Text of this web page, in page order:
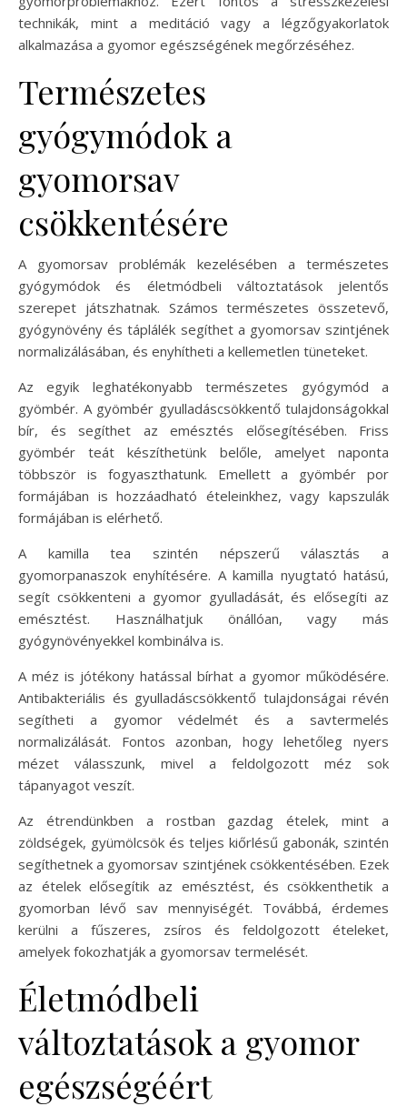
technikák, mint a meditáció vagy a légzőgyakorlatok
alkalmazása a gyomor egészségének megőrzéséhez.
Természetes
gyógymódok a
gyomorsav
csökkentésére
A gyomorsav problémák kezelésében a természetes
gyógymódok és életmódbeli változtatások jelentős
szerepet játszhatnak. Számos természetes összetevő,
gyógynövény és táplálék segíthet a gyomorsav szintjének
normalizálásában, és enyhítheti a kellemetlen tüneteket.
Az egyik leghatékonyabb természetes gyógymód a
gyömbér. A gyömbér gyulladáscsökkentő tulajdonságokkal
bír, és segíthet az emésztés elősegítésében. Friss
gyömbér teát készíthetünk belőle, amelyet naponta
többször is fogyaszthatunk. Emellett a gyömbér por
formájában is hozzáadható ételeinkhez, vagy kapszulák
formájában is elérhető.
A kamilla tea szintén népszerű választás a
gyomorpanaszok enyhítésére. A kamilla nyugtató hatású,
segít csökkenteni a gyomor gyulladását, és elősegíti az
emésztést. Használhatjuk önállóan, vagy más
gyógynövényekkel kombinálva is.
A méz is jótékony hatással bírhat a gyomor működésére.
Antibakteriális és gyulladáscsökkentő tulajdonságai révén
segítheti a gyomor védelmét és a savtermelés
normalizálását. Fontos azonban, hogy lehetőleg nyers
mézet válasszunk, mivel a feldolgozott méz sok
tápanyagot veszít.
Az étrendünkben a rostban gazdag ételek, mint a
zöldségek, gyümölcsök és teljes kiőrlésű gabonák, szintén
segíthetnek a gyomorsav szintjének csökkentésében. Ezek
az ételek elősegítik az emésztést, és csökkenthetik a
gyomorban lévő sav mennyiségét. Továbbá, érdemes
kerülni a fűszeres, zsíros és feldolgozott ételeket,
amelyek fokozhatják a gyomorsav termelését.
Életmódbeli
változtatások a gyomor
egészségéért